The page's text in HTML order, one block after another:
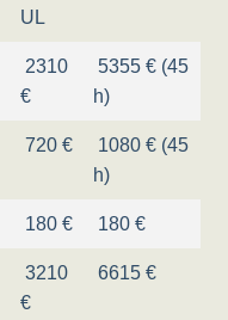
UL
2310
€
5355 € (45
h)
720 €
1080 € (45
h)
180 € 180 €
3210
€
6615 €